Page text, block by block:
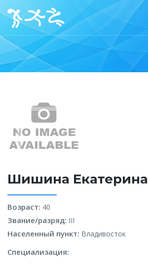
Шишина Екатерина
Возраст: 40
Звание/разряд: III
Населенный пункт: Владивосток
Специализация: